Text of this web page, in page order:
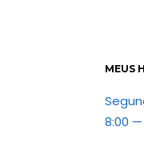
MEUS
8:00 —